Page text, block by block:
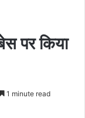
पर किया
1 minute read